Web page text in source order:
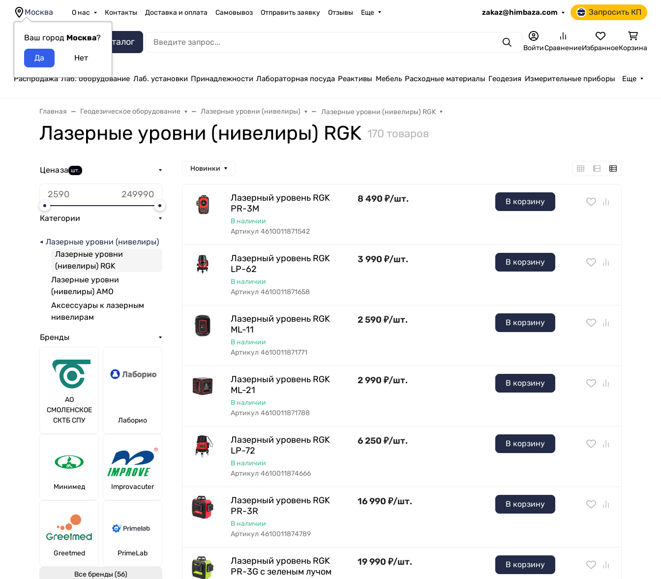
Москва
Ваш город Москва?
О нас Контакты Доставка и оплата Самовывоз Отправить заявку Отзывы Еще zakaz@himbaza.com Запросить КП
Каталог ПоискВойтиСравнениеИзбранноеКорзина
Распродажа Лаб. оборудование Лаб. установки Принадлежности Лабораторная посуда Реактивы Мебель Расходные материалы Геодезия Измерительные приборы Еще
Главная Геодезическое оборудование Лазерные уровни (нивелиры) Лазерные уровни (нивелиры) RGK
Лазерные уровни (нивелиры) RGK 170 товаров
Ценаза шт.
Категории
Лазерные уровни (нивелиры)
Лазерные уровни
(нивелиры) RGK
Лазерные уровни
(нивелиры) AMO
Аксессуары к лазерным
нивелирам
Бренды
АО
СМОЛЕНСКОЕ
СКТБ СПУ
Лаборио
Минимед Improvacuter
Greetmed PrimeLab
Все бренды (56)
Новинки
Лазерный уровень RGK
PR-3M
В наличии
Артикул 4610011871542
8 490 ₽/шт. В корзину
Лазерный уровень RGK
LP-62
В наличии
Артикул 4610011871658
3 990 ₽/шт. В корзину
Лазерный уровень RGK
ML-11
В наличии
Артикул 4610011871771
2 590 ₽/шт. В корзину
Лазерный уровень RGK
ML-21
В наличии
Артикул 4610011871788
2 990 ₽/шт. В корзину
Лазерный уровень RGK
LP-72
В наличии
Артикул 4610011874666
6 250 ₽/шт. В корзину
Лазерный уровень RGK
PR-3R
В наличии
Артикул 4610011874789
16 990 ₽/шт. В корзину
Лазерный уровень RGK
PR-3G с зеленым лучом
19 990 ₽/шт. В корзину